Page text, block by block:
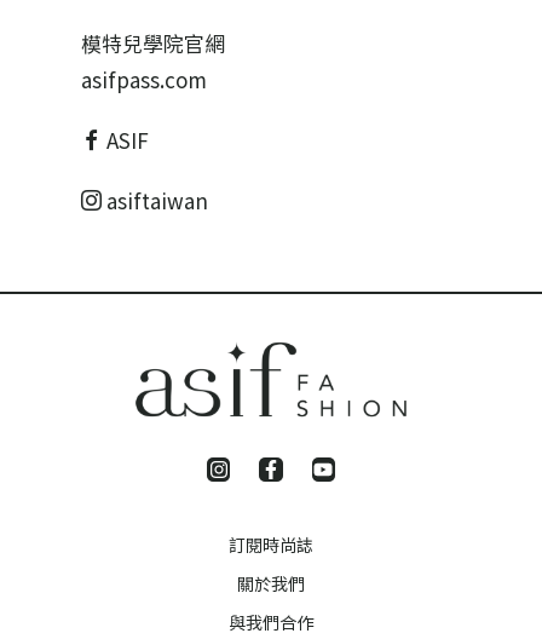
模特兒學院官網
asifpass.com
ASIF
asiftaiwan
訂閱時尚誌
關於我們
與我們合作